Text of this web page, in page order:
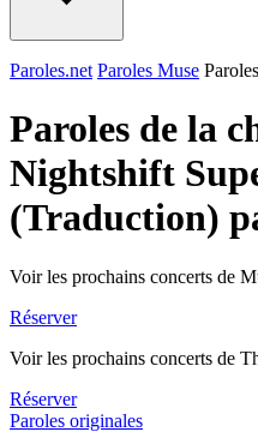
Paroles.net Paroles Muse
Paroles de la
Nightshift
(Traduction)
Voir les prochains concerts de
Réserver
Voir les prochains concerts de
Réserver
Paroles originales